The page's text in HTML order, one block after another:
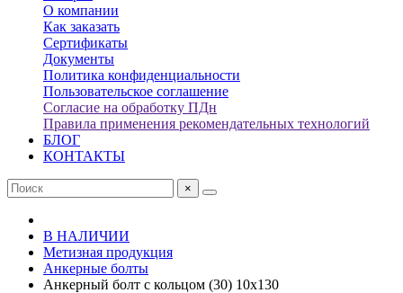
О компании
Как заказать
Сертификаты
Документы
Политика конфиденциальности
Пользовательское соглашение
Согласие на обработку ПДн
Правила применения рекомендательных технологий
БЛОГ
КОНТАКТЫ
×
В НАЛИЧИИ
Метизная продукция
Анкерные болты
Анкерный болт с кольцом (30) 10х130